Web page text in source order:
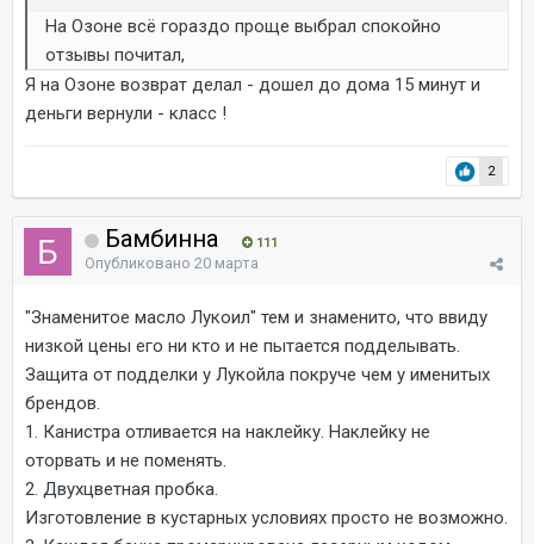
На Озоне всё гораздо проще выбрал спокойно
отзывы почитал,
Я на Озоне возврат делал - дошел до дома 15 минут и
деньги вернули - класс !
2
Бамбинна 111
Опубликовано 20 марта
"Знаменитое масло Лукоил" тем и знаменито, что ввиду
низкой цены его ни кто и не пытается подделывать.
Защита от подделки у Лукойла покруче чем у именитых
брендов.
1. Канистра отливается на наклейку. Наклейку не
оторвать и не поменять.
2. Двухцветная пробка.
Изготовление в кустарных условиях просто не возможно.